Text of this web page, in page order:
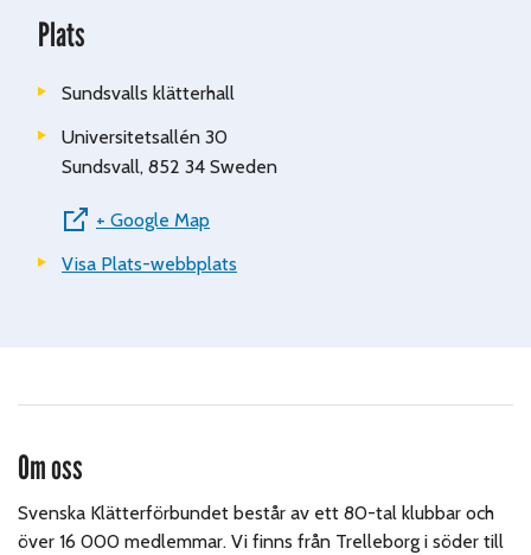
Plats
Sundsvalls klätterhall
Universitetsallén 30
Sundsvall, 852 34 Sweden
+ Google Map
Visa Plats-webbplats
Om oss
Svenska Klätterförbundet består av ett 80-tal klubbar och
över 16 000 medlemmar. Vi finns från Trelleborg i söder till